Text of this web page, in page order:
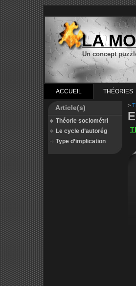
LA
Un concept
ACCUEIL THÉORIES
Article(s)
Théorie sociométri
Le cycle d’autorég
Type d’implication
>